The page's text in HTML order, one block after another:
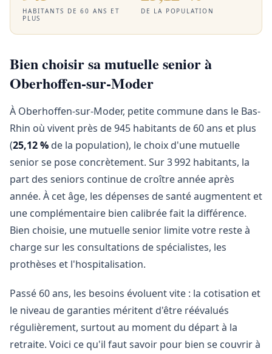
HABITANTS DE 60 ANS ET
PLUS
DE LA POPULATION
Bien choisir sa mutuelle senior à
Oberhoffen-sur-Moder
À Oberhoffen-sur-Moder, petite commune dans le Bas-
Rhin où vivent près de 945 habitants de 60 ans et plus
(25,12 % de la population), le choix d'une mutuelle
senior se pose concrètement. Sur 3 992 habitants, la
part des seniors continue de croître année après
année. À cet âge, les dépenses de santé augmentent et
une complémentaire bien calibrée fait la différence.
Bien choisie, une mutuelle senior limite votre reste à
charge sur les consultations de spécialistes, les
prothèses et l'hospitalisation.
Passé 60 ans, les besoins évoluent vite : la cotisation et
le niveau de garanties méritent d'être réévalués
régulièrement, surtout au moment du départ à la
retraite. Voici ce qu'il faut savoir pour bien se couvrir à